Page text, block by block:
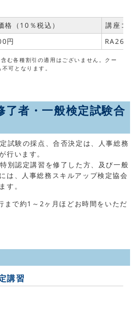
格（10％税込）
講座コ
円
む各種割引の適用はございません。クー
可となります。
了者・一般検定試験合
試験の採点、合否決定は、人事総務
行います。
別認定講習を修了した方、及び一般
は、人事総務スキルアップ検定協会
す。
まで約1～2ヶ月ほどお時間をいただ
講習